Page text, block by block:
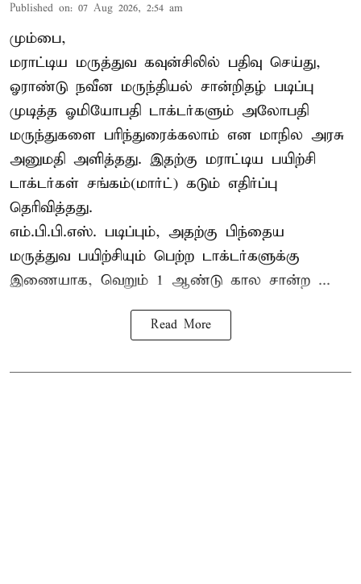
Published on: 07 Aug 2026, 2:54 am
மும்பை,
மராட்டிய மருத்துவ கவுன்சிலில் பதிவு செய்து,
ஓராண்டு நவீன மருந்தியல் சான்றிதழ் படிப்பு
முடித்த ஓமியோபதி டாக்டர்களும் அலோபதி
மருந்துகளை பரிந்துரைக்கலாம் என மாநில அரசு
அனுமதி அளித்தது. இதற்கு மராட்டிய பயிற்சி
டாக்டர்கள் சங்கம்(மார்ட்) கடும் எதிர்ப்பு
தெரிவித்தது.
எம்.பி.பி.எஸ். படிப்பும், அதற்கு பிந்தைய
மருத்துவ பயிற்சியும் பெற்ற டாக்டர்களுக்கு
இணையாக, வெறும் 1 ஆண்டு கால சான்ற ...
Read More